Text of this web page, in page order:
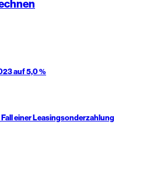
auf 5,0 %
einer Leasingsonderzahlung